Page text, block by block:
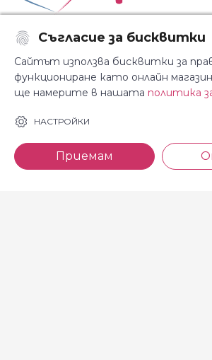
Последвайте ни:
За Косара
За нас
Магазини
Общи
Съгласие за бисквитки
Сайтът използва бисквитки за
функциониране като онлайн
ще намерите в нашата политика
НАСТРОЙКИ
Приемам